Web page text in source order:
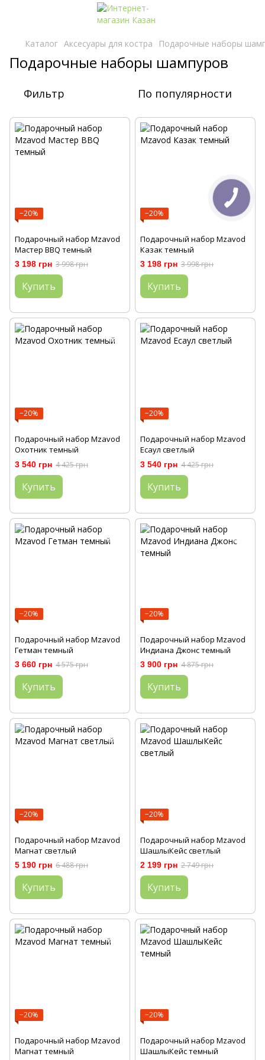
Каталог Аксесуары для костра Подарочные наборы
Подарочные наборы шампуров
Фильтр По популярности
−20%
Подарочный набор Mzavod
Мастер BBQ темный
3 198 грн 3 998 грн
Купить
−20%
Подарочный набор Mzavod
Казак темный
3 198 грн 3 998 грн
Купить
−20%
Подарочный набор Mzavod
Охотник темный
3 540 грн 4 425 грн
Купить
−20%
Подарочный набор Mzavod
Есаул светлый
3 540 грн 4 425 грн
Купить
−20%
Подарочный набор Mzavod
Гетман темный
3 660 грн 4 575 грн
Купить
−20%
Подарочный набор Mzavod
Индиана Джонс темный
3 900 грн 4 875 грн
Купить
−20%
Подарочный набор Mzavod
Магнат светлый
5 190 грн 6 488 грн
Купить
−20%
Подарочный набор Mzavod
ШашлыКейс светлый
2 199 грн 2 749 грн
Купить
−20%
Подарочный набор Mzavod
Магнат темный
−20%
Подарочный набор Mzavod
ШашлыКейс темный